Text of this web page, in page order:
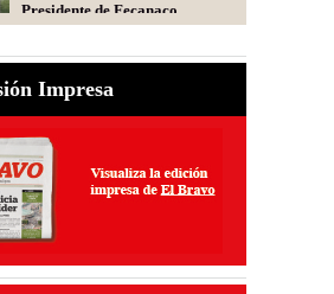
Presidente de Fecanaco
cuestiona retenes en
afirma que generan molestias
06 Ago 2026
Obras de infraestructura y
mejoramiento vial
transforman colonias de
Matamoros
02 Ago 2026
Impresa